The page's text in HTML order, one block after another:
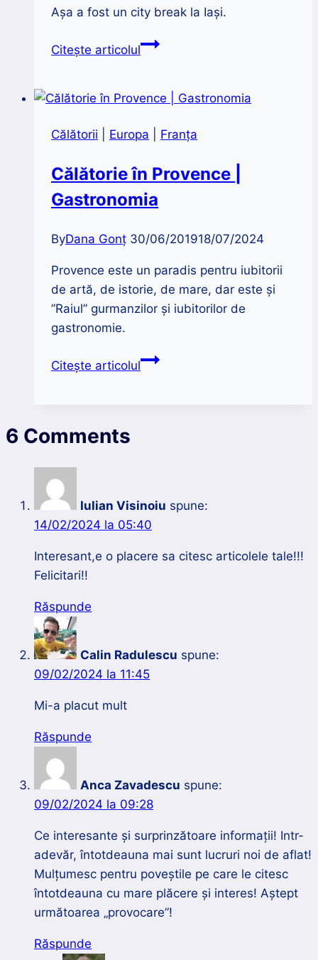
Așa a fost un city break la Iași.
Citește articolulCe
la
și
împrejurimi
Călătorii Europa Franța
Călătorie în Provence |
Gastronomia
ByDana Gonț 30/06/201918/07/2024
Provence este un paradis pentru iubitorii
de artă, de istorie, de mare, dar este şi
”Raiul” gurmanzilor și iubitorilor de
gastronomie.
Citește articolulCălătorie
6 Comments
Iulian Visinoiu spune:
14/02/2024 la 05:40
Interesant,e o placere sa citesc articolele tale!!!
Felicitari!!
Răspunde
Calin Radulescu spune:
09/02/2024 la 11:45
Mi-a placut mult
Răspunde
Anca Zavadescu spune:
09/02/2024 la 09:28
Ce interesante și surprinzătoare informații! Intr-
adevăr, întotdeauna mai sunt lucruri noi de aflat!
Mulțumesc pentru poveștile pe care le citesc
întotdeauna cu mare plăcere și interes! Aștept
următoarea „provocare”!
Răspunde